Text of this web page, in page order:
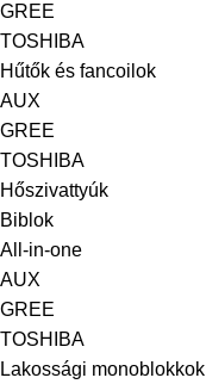
GREE
TOSHIBA
Hűtők és fancoilok
AUX
GREE
TOSHIBA
Hőszivattyúk
Biblok
All-in-one
AUX
GREE
TOSHIBA
Lakossági monoblokkok